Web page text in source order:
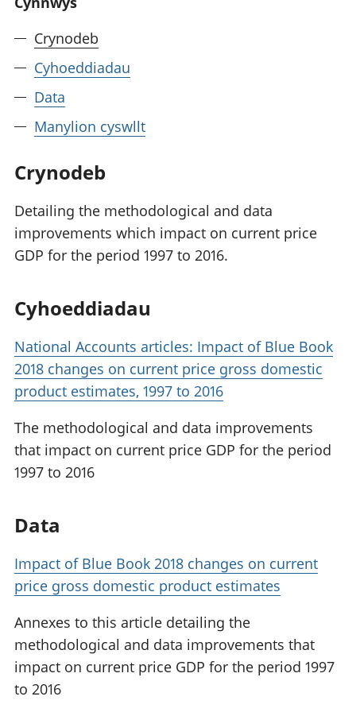
Crynodeb
Cyhoeddiadau
Data
Manylion cyswllt
Crynodeb
Detailing the methodological and data
improvements which impact on current price
GDP for the period 1997 to 2016.
Cyhoeddiadau
National Accounts articles: Impact of Blue Book
2018 changes on current price gross domestic
product estimates, 1997 to 2016
The methodological and data improvements
that impact on current price GDP for the period
1997 to 2016
Data
Impact of Blue Book 2018 changes on current
price gross domestic product estimates
Annexes to this article detailing the
methodological and data improvements that
impact on current price GDP for the period 1997
to 2016